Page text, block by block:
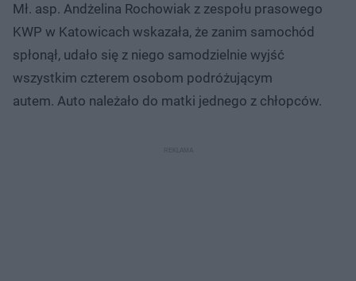
Mł. asp. Andżelina Rochowiak z zespołu prasowego
KWP w Katowicach wskazała, że zanim samochód
spłonął, udało się z niego samodzielnie wyjść
wszystkim czterem osobom podróżującym
autem. Auto należało do matki jednego z chłopców.